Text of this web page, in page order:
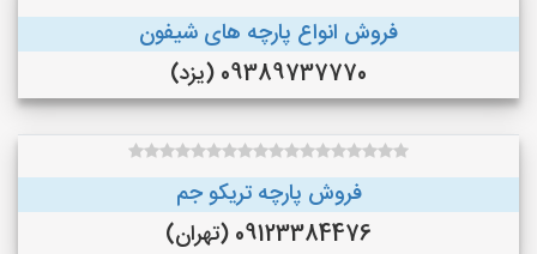
فروش انواع پارچه های شیفون
09389737770 (یزد)
فروش پارچه تریکو جم
09123384476 (تهران)